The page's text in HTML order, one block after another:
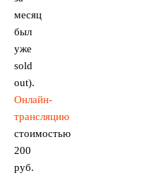
месяц
был
уже
sold
out).
Онлайн-
трансляцию
стоимостью
200
руб.